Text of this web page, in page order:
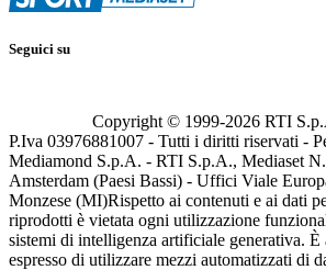
Seguici su
Copyright © 1999-2026 RTI
P.Iva 03976881007 - Tutti i diritti riservati -
Mediamond S.p.A. - RTI S.p.A., Mediaset
Amsterdam (Paesi Bassi) - Uffici Viale
Monzese (MI)Rispetto ai contenuti e ai dati
riprodotti è vietata ogni utilizzazione
sistemi di intelligenza artificiale generativa.
espresso di utilizzare mezzi automatizzati di